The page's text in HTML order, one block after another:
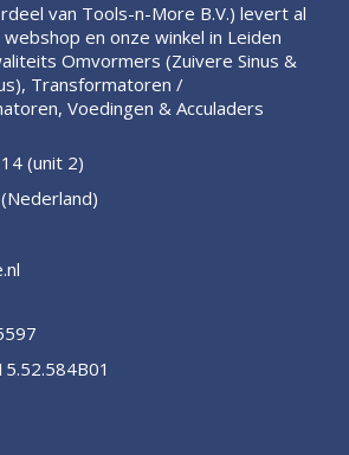
van Tools-n-More B.V.) levert al
en onze winkel in Leiden
Omvormers (Zuivere Sinus &
Transformatoren /
Voedingen & Acculaders
(unit 2)